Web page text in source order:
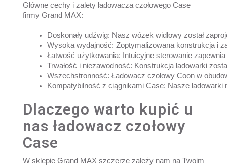
Główne cechy i zalety ładowacza czołowego Case
firmy Grand MAX:
Doskonały udźwig: Nasz wózek widłowy został
Wysoka wydajność: Zoptymalizowana konstrukcja i
Łatwość użytkowania: Intuicyjne sterowanie
Trwałość i niezawodność: Konstrukcja ładowarki
Wszechstronność: Ładowacz czołowy Coon w
Kompatybilność z ciągnikami Case: Nasze
Dlaczego warto kupić u
nas ładowacz czołowy
Case
W sklepie Grand MAX szczerze zależy nam na Twoim